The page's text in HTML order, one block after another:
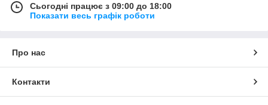
Сьогодні працює з 09:00 до 18:00
Показати весь графік роботи
Про нас
Контакти